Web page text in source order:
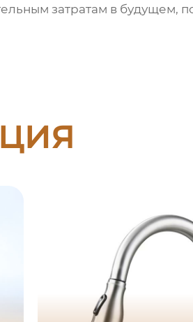
затратам в будущем,